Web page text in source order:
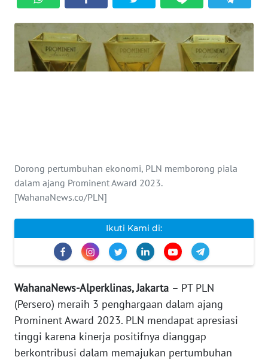
Dorong pertumbuhan ekonomi, PLN memborong piala
dalam ajang Prominent Award 2023.
[WahanaNews.co/PLN]
Ikuti Kami di:
WahanaNews-Alperklinas, Jakarta – PT PLN
(Persero) meraih 3 penghargaan dalam ajang
Prominent Award 2023. PLN mendapat apresiasi
tinggi karena kinerja positifnya dianggap
berkontribusi dalam memajukan pertumbuhan
TOKOH
Informasi
INFO
IKLAN
PEDOMAN
MEDIA
SIBER
REDAKSI
KARIR